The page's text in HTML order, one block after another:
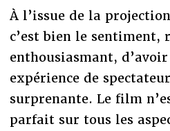
À l’issue de la
c’est bien le sentiment,
enthousiasmant,
expérience de
surprenante. Le film
parfait sur tous les